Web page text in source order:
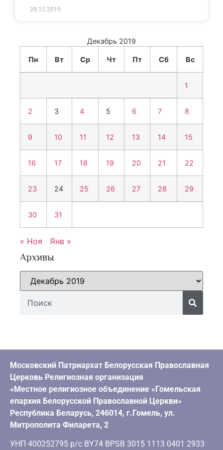
28.12.2019
Декабрь 2019
Пн Вт Ср Чт Пт Сб Вс
1
2 3 4 5 6 7 8
9 10 11 12 13 14 15
16 17 18 19 20 21 22
23 24 25 26 27 28 29
30 31
« Ноя Янв »
Архивы
Московский Патриархат Белорусская Православная
Церковь Религиозная организация
«Местное религиозное объединение «Гомельская
епархия Белорусской Православной Церкви»
Республика Беларусь, 246014, г.Гомель, ул.
Митрополита Филарета, 2
УНП 400252795 р/с BY74 BPSB 3015 1113 0401 2933